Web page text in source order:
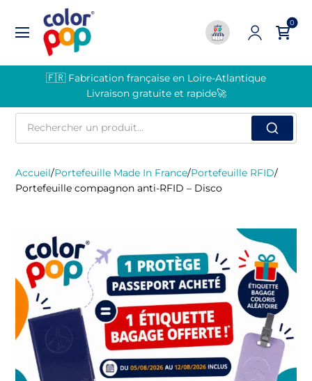
0
🇫🇷 Fabrication française en Loire-Atlantique
Livraison gratuite et rapide🚀
Rechercher
produit
Accueil/Portefeuille Made In France/Portefeuille RFID/
Portefeuille compagnon anti-RFID – Disco